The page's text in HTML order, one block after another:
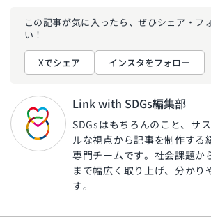
この記事が気に入ったら、ぜひシェア・フ
い！
Xでシェア インスタをフォロー
Link with SDGs編集部
SDGsはもちろんのこと、サ
ルな視点から記事を制作する
専門チームです。社会課題か
まで幅広く取り上げ、分かり
す。